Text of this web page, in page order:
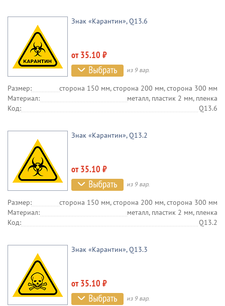
Знак «Карантин», Q13.6
от 35.10 ₽
из 9 вар.
Размер:
сторона 150 мм, сторона 200 мм, сторона 300 мм
Материал:
металл, пластик 2 мм, пленка
Код:
Q13.6
Знак «Карантин», Q13.2
от 35.10 ₽
из 9 вар.
Размер:
сторона 150 мм, сторона 200 мм, сторона 300 мм
Материал:
металл, пластик 2 мм, пленка
Код:
Q13.2
Знак «Карантин», Q13.3
от 35.10 ₽
из 9 вар.